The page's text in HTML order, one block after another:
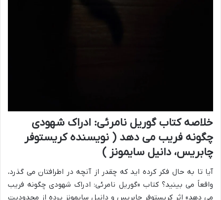
خلاصه کتاب گوریل نامرئی: ادراک شهودی
چگونه فریب می دهد ( نویسنده کریستوفر
چابریس، دانیل سایمونز )
آیا تا به حال فکر کرده اید که چقدر از آنچه در اطرافتان می گذرد،
واقعاً می بینید؟ کتاب «گوریل نامرئی: ادراک شهودی چگونه فریب
می دهد» اثر کریستوفر چابریس و دانیل سایمونز پرده از محدودیت